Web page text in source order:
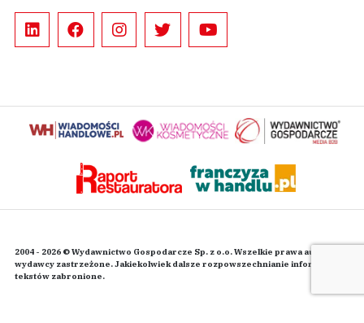
2004 - 2026 © Wydawnictwo Gospodarcze Sp. z o.o. Wszelkie prawa autorskie
wydawcy zastrzeżone. Jakiekolwiek dalsze rozpowszechnianie informacji i
tekstów zabronione.